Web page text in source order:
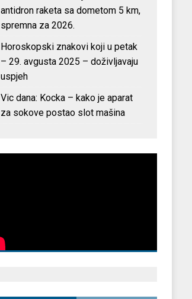
antidron raketa sa dometom 5 km,
spremna za 2026.
Horoskopski znakovi koji u petak
– 29. avgusta 2025 – doživljavaju
uspjeh
Vic dana: Kocka – kako je aparat
za sokove postao slot mašina